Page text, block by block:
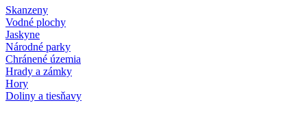
Skanzeny
Vodné plochy
Jaskyne
Národné parky
Chránené územia
Hrady a zámky
Hory
Doliny a tiesňavy